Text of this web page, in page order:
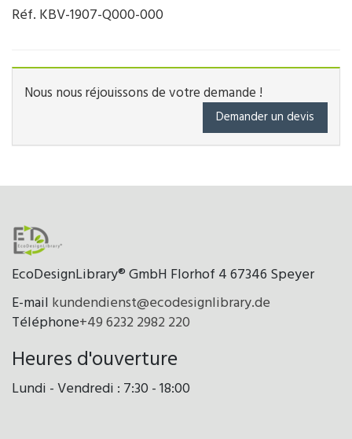
Réf. KBV-1907-Q000-000
Nous nous réjouissons de votre demande !
Demander un devis
EcoDesignLibrary® GmbH Florhof 4 67346 Speyer
E-mail kundendienst@ecodesignlibrary.de
Téléphone+49 6232 2982 220
Heures d'ouverture
Lundi - Vendredi : 7:30 - 18:00